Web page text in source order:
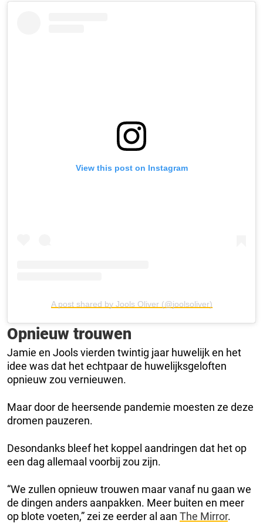
View this post on Instagram
A post shared by Jools Oliver (@joolsoliver)
Opnieuw trouwen
Jamie en Jools vierden twintig jaar huwelijk en het
idee was dat het echtpaar de huwelijksgeloften
opnieuw zou vernieuwen.
Maar door de heersende pandemie moesten ze deze
dromen pauzeren.
Desondanks bleef het koppel aandringen dat het op
een dag allemaal voorbij zou zijn.
“We zullen opnieuw trouwen maar vanaf nu gaan we
de dingen anders aanpakken. Meer buiten en meer
op blote voeten,” zei ze eerder al aan The Mirror.